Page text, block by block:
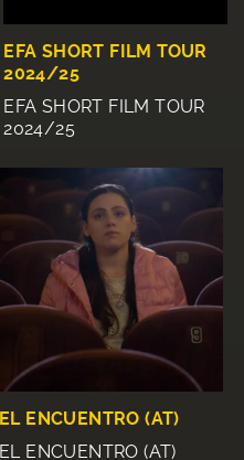
EFA SHORT FILM TOUR
2024/25
EFA SHORT FILM TOUR
2024/25
EL ENCUENTRO (AT)
EL ENCUENTRO (AT)